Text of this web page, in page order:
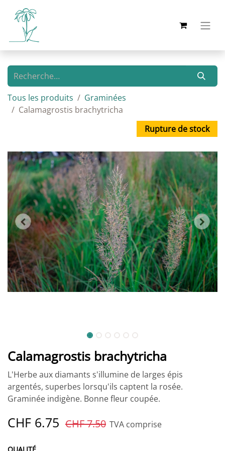
Tous les produits
Graminées
Calamagrostis brachytricha
Rupture de stock
Calamagrostis brachytricha
L'Herbe aux diamants s'illumine de larges épis
argentés, superbes lorsqu'ils captent la rosée.
Graminée indigène. Bonne fleur coupée.
CHF 6.75 CHF7.50 TVA comprise